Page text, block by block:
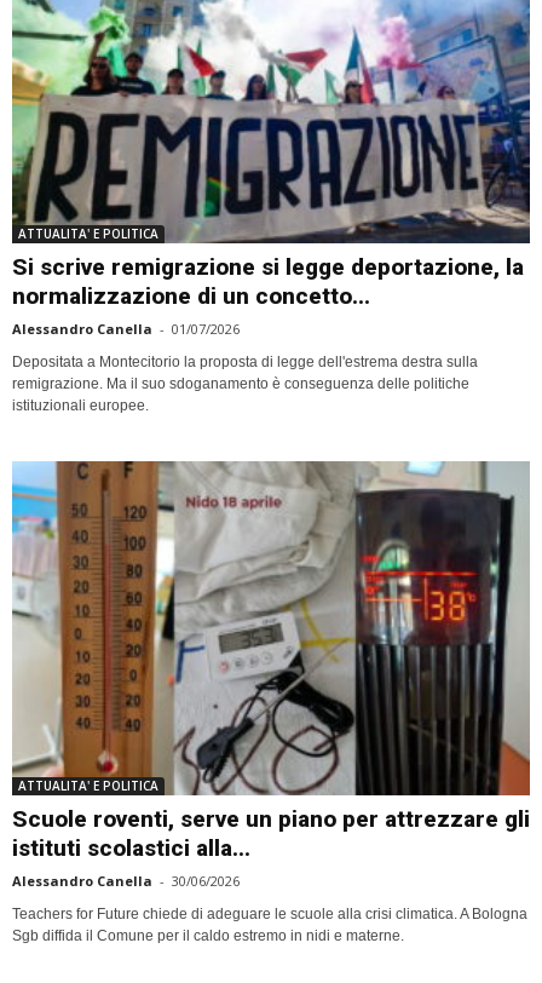
ATTUALITA' E POLITICA
Si scrive remigrazione si legge deportazione, la
normalizzazione di un concetto...
Alessandro Canella - 01/07/2026
Depositata a Montecitorio la proposta di legge dell'estrema destra sulla
remigrazione. Ma il suo sdoganamento è conseguenza delle politiche
istituzionali europee.
ATTUALITA' E POLITICA
Scuole roventi, serve un piano per attrezzare gli
istituti scolastici alla...
Alessandro Canella - 30/06/2026
Teachers for Future chiede di adeguare le scuole alla crisi climatica. A Bologna
Sgb diffida il Comune per il caldo estremo in nidi e materne.